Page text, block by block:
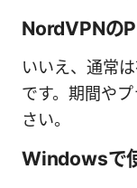
NordVPNの
いいえ、通常
です。期間や
さい。
Windowsで